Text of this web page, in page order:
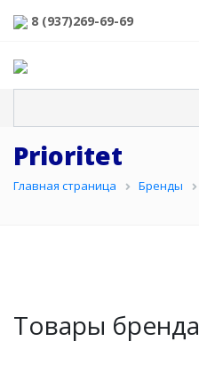
8 (937)269-69-69
Prioritet
Главная страница Бренды
Товары бренда